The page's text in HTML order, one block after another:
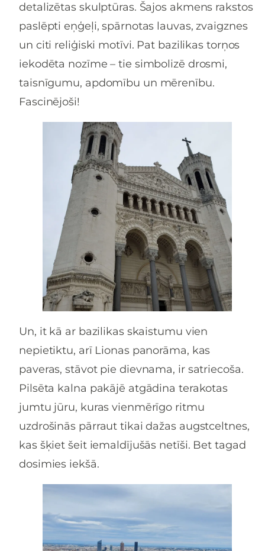
detalizētas skulptūras. Šajos akmens rakstos
paslēpti eņģeļi, spārnotas lauvas, zvaigznes
un citi reliģiski motīvi. Pat bazilikas torņos
iekodēta nozīme – tie simbolizē drosmi,
taisnīgumu, apdomību un mērenību.
Fascinējoši!
Un, it kā ar bazilikas skaistumu vien
nepietiktu, arī Lionas panorāma, kas
paveras, stāvot pie dievnama, ir satriecoša.
Pilsēta kalna pakājē atgādina terakotas
jumtu jūru, kuras vienmērīgo ritmu
uzdrošinās pārraut tikai dažas augstceltnes,
kas šķiet šeit iemaldījušās netīši. Bet tagad
dosimies iekšā.